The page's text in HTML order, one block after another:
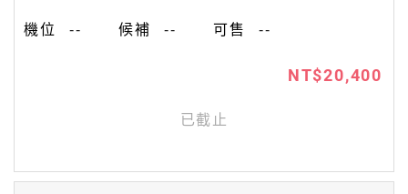
-- -- --
NT$20,400
已截止